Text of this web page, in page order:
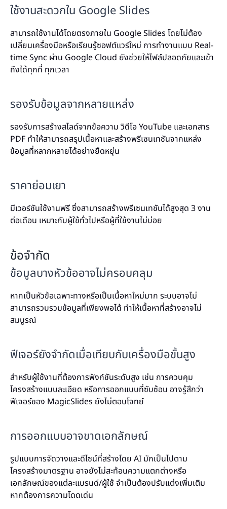
ใช้งานสะดวกใน Google Slides
สามารถใช้งานได้โดยตรงภายใน Google Slides โดยไม่ต้อง
เปลี่ยนเครื่องมือหรือเรียนรู้ซอฟต์แวร์ใหม่ การทำงานแบบ Real-
time Sync ผ่าน Google Cloud ยังช่วยให้ไฟล์ปลอดภัยและเข้า
ถึงได้ทุกที่ ทุกเวลา
รองรับข้อมูลจากหลายแหล่ง
รองรับการสร้างสไลด์จากข้อความ วิดีโอ YouTube และเอกสาร
PDF ทำให้สามารถสรุปเนื้อหาและสร้างพรีเซนเทชันจากแหล่ง
ข้อมูลที่หลากหลายได้อย่างยืดหยุ่น
ราคาย่อมเยา
มีเวอร์ชันใช้งานฟรี ซึ่งสามารถสร้างพรีเซนเทชันได้สูงสุด 3 งาน
ต่อเดือน เหมาะกับผู้ใช้ทั่วไปหรือผู้ที่ใช้งานไม่บ่อย
ข้อจำกัด
ข้อมูลบางหัวข้ออาจไม่ครอบคลุม
หากเป็นหัวข้อเฉพาะทางหรือเป็นเนื้อหาใหม่มาก ระบบอาจไม่
สามารถรวบรวมข้อมูลที่เพียงพอได้ ทำให้เนื้อหาที่สร้างอาจไม่
สมบูรณ์
ฟีเจอร์ยังจำกัดเมื่อเทียบกับเครื่องมือขั้นสูง
สำหรับผู้ใช้งานที่ต้องการฟังก์ชันระดับสูง เช่น การควบคุม
โครงสร้างแบบละเอียด หรือการออกแบบที่ซับซ้อน อาจรู้สึกว่า
ฟีเจอร์ของ MagicSlides ยังไม่ตอบโจทย์
การออกแบบอาจขาดเอกลักษณ์
รูปแบบการจัดวางและดีไซน์ที่สร้างโดย AI มักเป็นไปตาม
โครงสร้างมาตรฐาน อาจยังไม่สะท้อนความแตกต่างหรือ
เอกลักษณ์ของแต่ละแบรนด์/ผู้ใช้ จำเป็นต้องปรับแต่งเพิ่มเติม
หากต้องการความโดดเด่น